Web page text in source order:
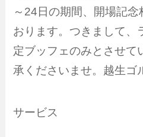
～24日の期間、開場記
おります。つきまして、
定ブッフェのみとさせて
承くださいませ。越生ゴ
サービス